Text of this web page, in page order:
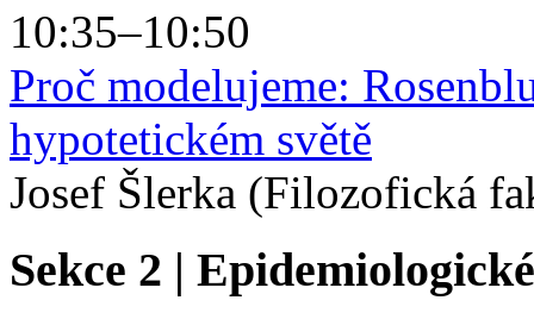
10:35–10:50
Proč modelujeme:
hypotetickém světě
Josef Šlerka (Filozofická
Sekce 2 |